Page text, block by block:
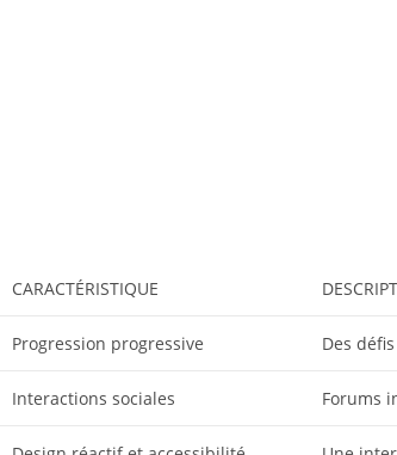
CARACTÉRISTIQUE
Progression progressive Des
Interactions sociales Forums